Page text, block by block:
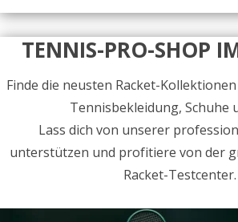
TENNIS-PRO-SHOP
Finde die neusten Racket-
Tennisbekleidung, Schuhe
Lass dich von unserer
unterstützen und profitiere von der
Racket-Testcenter.